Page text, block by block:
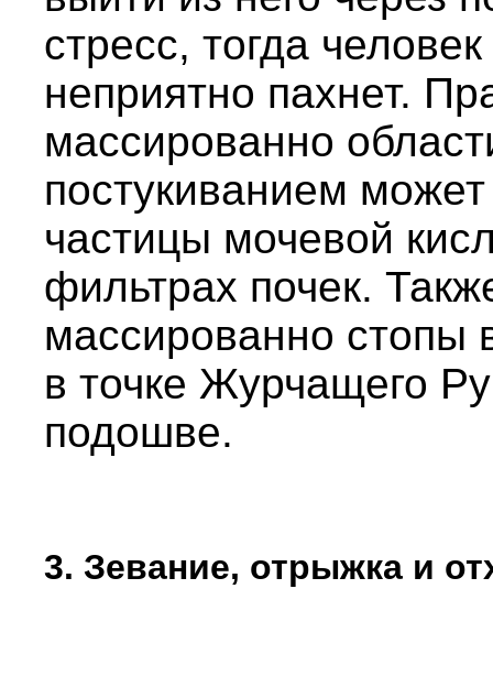
стресс, тогда
неприятно пахнет.
массированно
постукиванием
частицы мочевой
фильтрах почек.
массированно стопы
в точке Журчащего
подошве.
3. Зевание, отрыжка и